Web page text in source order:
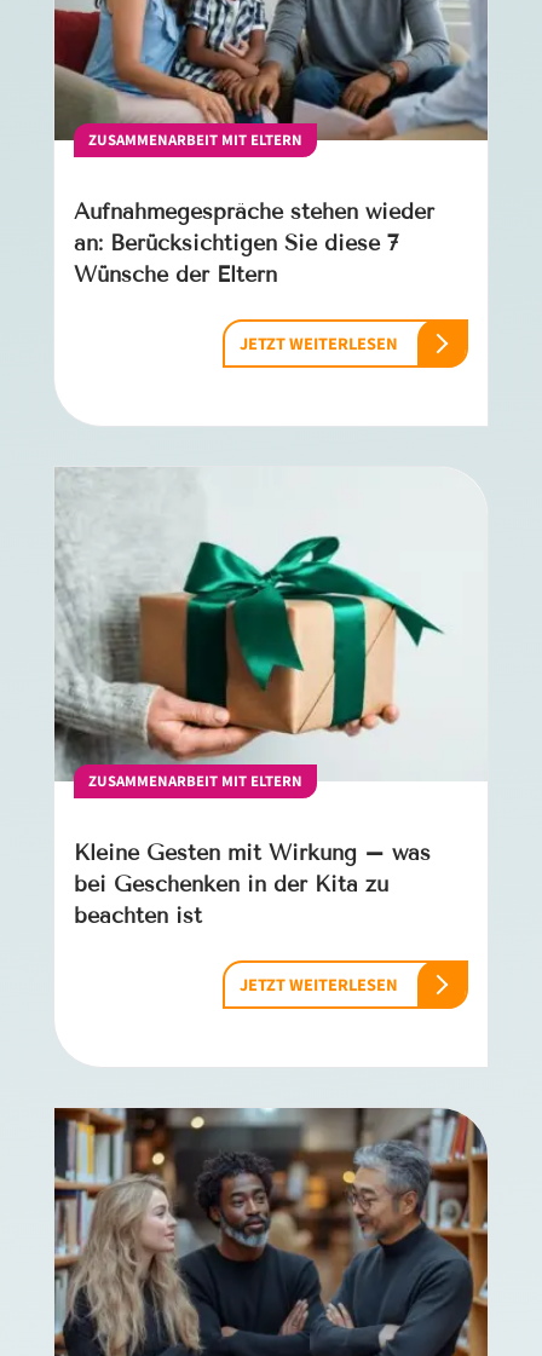
ZUSAMMENARBEIT MIT ELTERN
Aufnahmegespräche stehen wieder
an: Berücksichtigen Sie diese 7
Wünsche der Eltern
JETZT WEITERLESEN
ZUSAMMENARBEIT MIT ELTERN
Kleine Gesten mit Wirkung – was
bei Geschenken in der Kita zu
beachten ist
JETZT WEITERLESEN